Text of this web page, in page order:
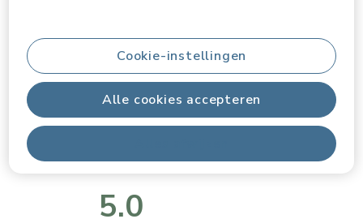
Alle cookies accepteren
Cookie-instellingen
Beoordelingen
5.0